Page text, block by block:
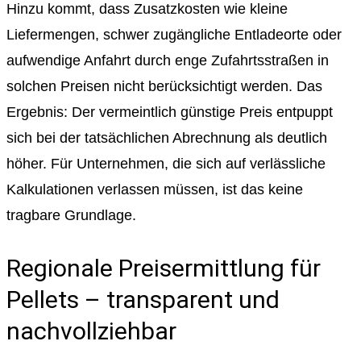
Hinzu kommt, dass Zusatzkosten wie kleine
Liefermengen, schwer zugängliche Entladeorte oder
aufwendige Anfahrt durch enge Zufahrtsstraßen in
solchen Preisen nicht berücksichtigt werden. Das
Ergebnis: Der vermeintlich günstige Preis entpuppt
sich bei der tatsächlichen Abrechnung als deutlich
höher. Für Unternehmen, die sich auf verlässliche
Kalkulationen verlassen müssen, ist das keine
tragbare Grundlage.
Regionale Preisermittlung für
Pellets – transparent und
nachvollziehbar